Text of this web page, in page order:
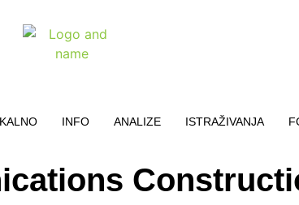
INFO ANALIZE ISTRAŽIVANJA